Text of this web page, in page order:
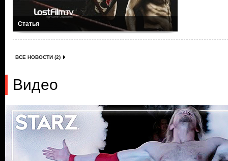
Статья
ВСЕ НОВОСТИ (2)
Видео